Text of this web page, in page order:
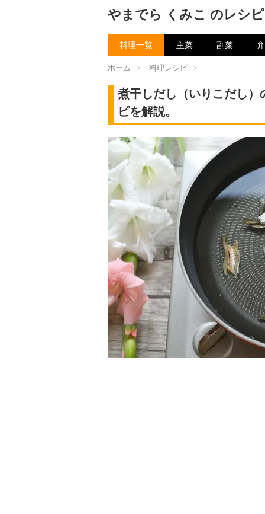
やまでら くみこ のレシピ
料理一覧 主菜 副菜
ホーム > 料理レシピ >
煮干しだし（いりこだし
ピを解説。